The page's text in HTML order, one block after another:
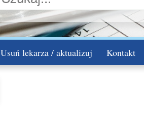
Usuń lekarza / aktualizuj Kontakt